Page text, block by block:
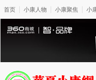
首页 小康人物 小康聚焦 小